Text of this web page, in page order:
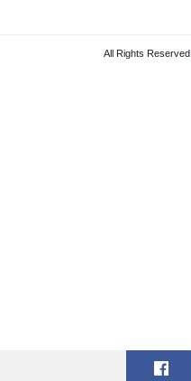
All Rights Reserved